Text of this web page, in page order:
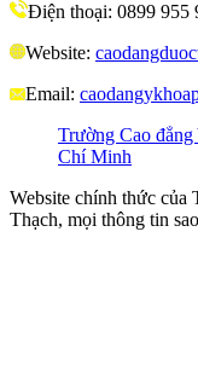
Điện thoại: 0899 955
Website:
Email:
Trường Cao
Chí Minh
Website chính thức của
Thạch, mọi thông tin